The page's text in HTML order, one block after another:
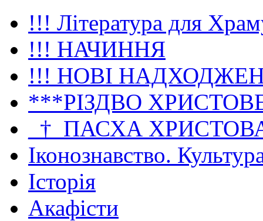
!!! Література для
!!! НАЧИННЯ
!!! НОВІ
***РІЗДВО
_†_ПАСХА
Іконознавство.
Історія
Акафісти